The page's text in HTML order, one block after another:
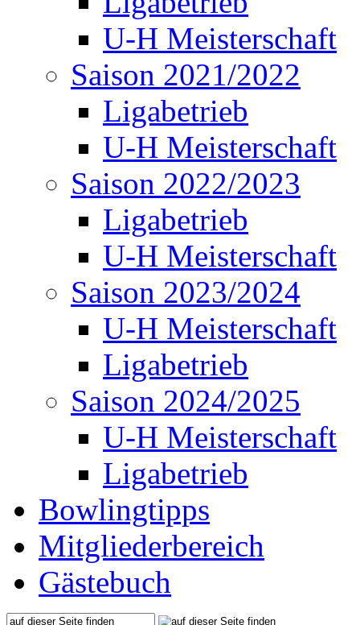
U-H Meisterschaft
Saison 2021/2022
Ligabetrieb
U-H Meisterschaft
Saison 2022/2023
Ligabetrieb
U-H Meisterschaft
Saison 2023/2024
U-H Meisterschaft
Ligabetrieb
Saison 2024/2025
U-H Meisterschaft
Ligabetrieb
Bowlingtipps
Mitgliederbereich
Gästebuch